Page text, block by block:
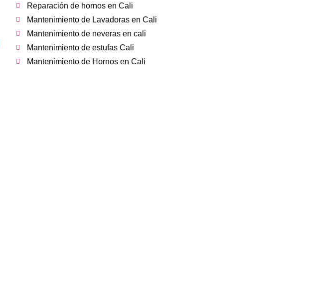
Reparación de hornos en Cali
Mantenimiento de Lavadoras en Cali
Mantenimiento de neveras en cali
Mantenimiento de estufas Cali
Mantenimiento de Hornos en Cali